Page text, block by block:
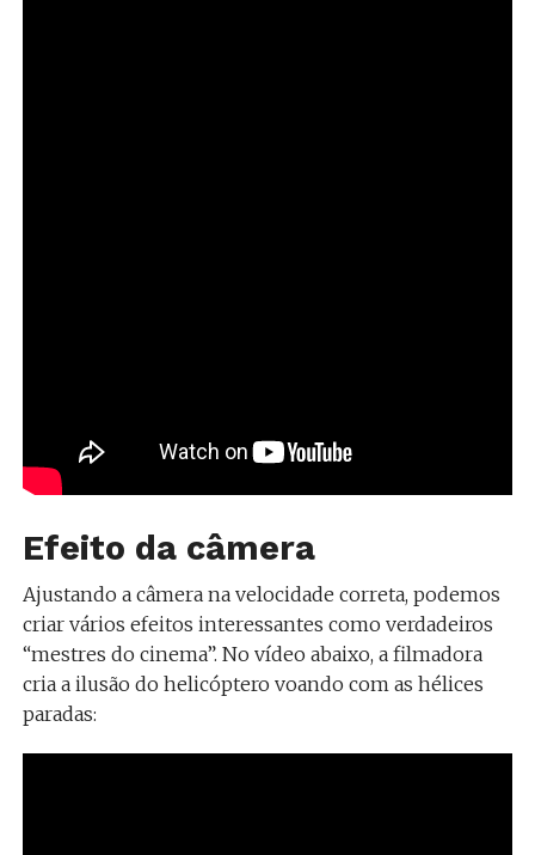
Efeito da câmera
Ajustando a câmera na velocidade correta, podemos
criar vários efeitos interessantes como verdadeiros
“mestres do cinema”. No vídeo abaixo, a filmadora
cria a ilusão do helicóptero voando com as hélices
paradas: